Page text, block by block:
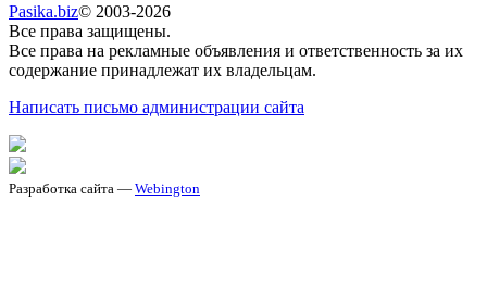
Pasika.biz© 2003-2026
Все права защищены.
Все права на рекламные объявления и ответственность за их
содержание принадлежат их владельцам.
Написать письмо администрации сайта
Разработка сайта — Webington